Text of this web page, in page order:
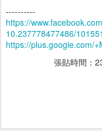
----------
https://
10.237778477486/
https://plus.google.com/
張貼時間：